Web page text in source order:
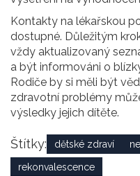
Kontakty na lékařskou
dostupné. Důležitým
vždy aktualizovaný
a být informováni o
Rodiče by si měli být
zdravotní problémy
výsledky jejich dítěte.
Štítky: dětské zdraví
rekonvalescence